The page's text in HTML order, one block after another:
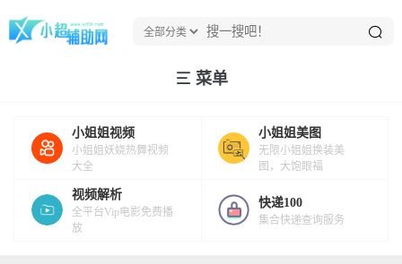
菜单
小姐姐视频
小姐姐妖娆热舞视频
大全
小姐姐美图
无限小姐姐换装美
图，大饱眼福
视频解析
全平台Vip电影免费播
放
快递100
集合快递查询服务